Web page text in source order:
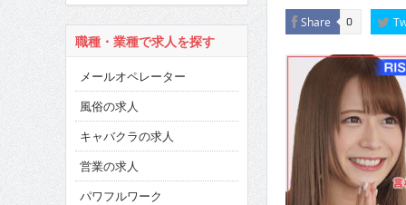
Share 0
職種・業種で求人を探す
メールオペレーター
風俗の求人
キャバクラの求人
営業の求人
パワフルワーク